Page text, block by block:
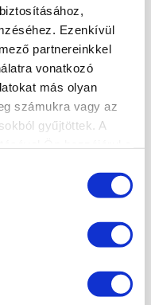
Ezenkívül
partnereinkkel
vonatkozó
más olyan
számukra vagy az
gyűjtöttek. A
P Sz
31
2
7 8
9
14 15
21 22
28 29
30
4 5 6
(PK 10124005)
(PK 10124005)